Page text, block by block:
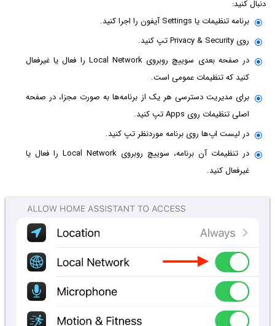
دنبال کنید:
برنامه تنظیمات یا Settings آیفون را اجرا کنید.
روی Privacy & Security تپ کنید.
در صفحه بعدی سوییچ روبروی Local Network را فعال یا غیرفعال
کنید که تنظیمات عمومی است.
برای مدیریت دسترسی هر یک از برنامه‌ها به صورت مجزا، در صفحه
اصلی تنظیمات روی Apps تپ کنید.
در لیست اپ‌ها روی برنامه موردنظر تپ کنید.
در تنظیمات آن برنامه، سوییچ روبروی Local Network را فعال یا
غیرفعال کنید.